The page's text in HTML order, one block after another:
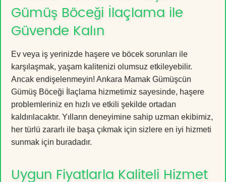
Gümüş Böceği İlaçlama ile
Güvende Kalın
Ev veya iş yerinizde haşere ve böcek sorunları ile
karşılaşmak, yaşam kalitenizi olumsuz etkileyebilir.
Ancak endişelenmeyin! Ankara Mamak Gümüşcün
Gümüş Böceği İlaçlama hizmetimiz sayesinde, haşere
problemleriniz en hızlı ve etkili şekilde ortadan
kaldırılacaktır. Yılların deneyimine sahip uzman ekibimiz,
her türlü zararlı ile başa çıkmak için sizlere en iyi hizmeti
sunmak için buradadır.
Uygun Fiyatlarla Kaliteli Hizmet